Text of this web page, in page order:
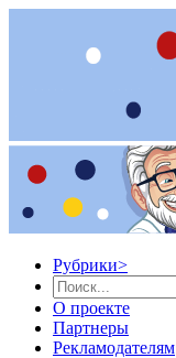
Рубрики>
О проекте
Партнеры
Рекламодателям